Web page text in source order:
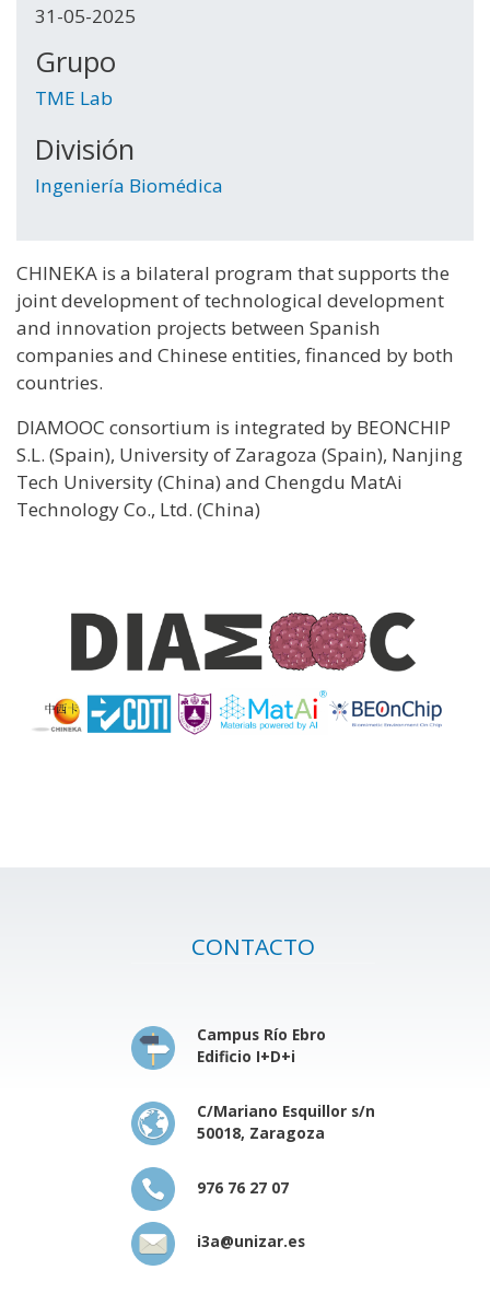
31-05-2025
Grupo
TME Lab
División
Ingeniería Biomédica
CHINEKA is a bilateral program that supports the
joint development of technological development
and innovation projects between Spanish
companies and Chinese entities, financed by both
countries.
DIAMOOC consortium is integrated by BEONCHIP
S.L. (Spain), University of Zaragoza (Spain), Nanjing
Tech University (China) and Chengdu MatAi
Technology Co., Ltd. (China)
CONTACTO
Campus Río Ebro
Edificio I+D+i
C/Mariano Esquillor s/n
50018, Zaragoza
976 76 27 07
i3a@unizar.es